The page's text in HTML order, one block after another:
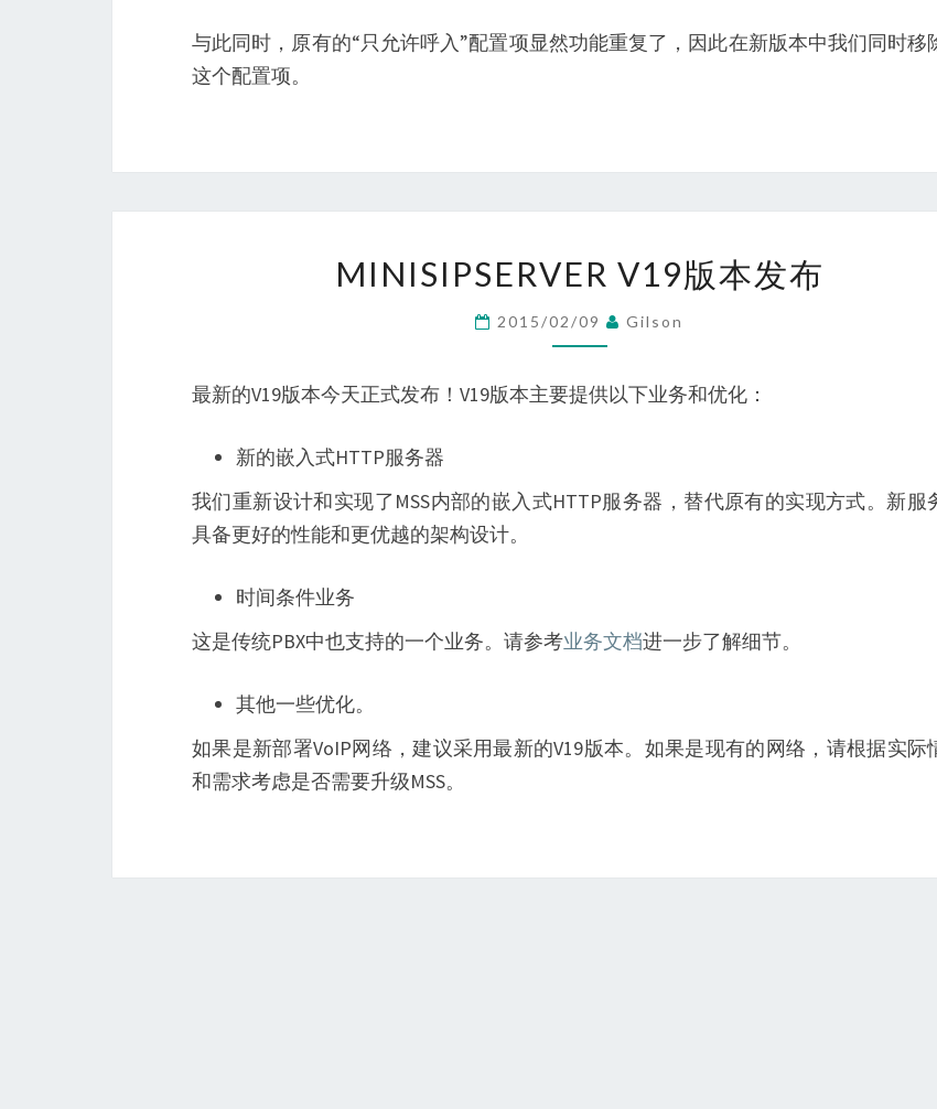
与此同时，原有的“只允许呼入”配置项显然功能重复了，因此在新版本中我们同时移
这个配置项。
V19
版
本
发
布
MINISIPSERVER V19版本发布
2015/02/09 Gilson
最新的V19版本今天正式发布！V19版本主要提供以下业务和优化：
新的嵌入式HTTP服务器
我们重新设计和实现了MSS内部的嵌入式HTTP服务器，替代原有的实现方式。新服
具备更好的性能和更优越的架构设计。
时间条件业务
这是传统PBX中也支持的一个业务。请参考业务文档进一步了解细节。
其他一些优化。
如果是新部署VoIP网络，建议采用最新的V19版本。如果是现有的网络，请根据实际
和需求考虑是否需要升级MSS。